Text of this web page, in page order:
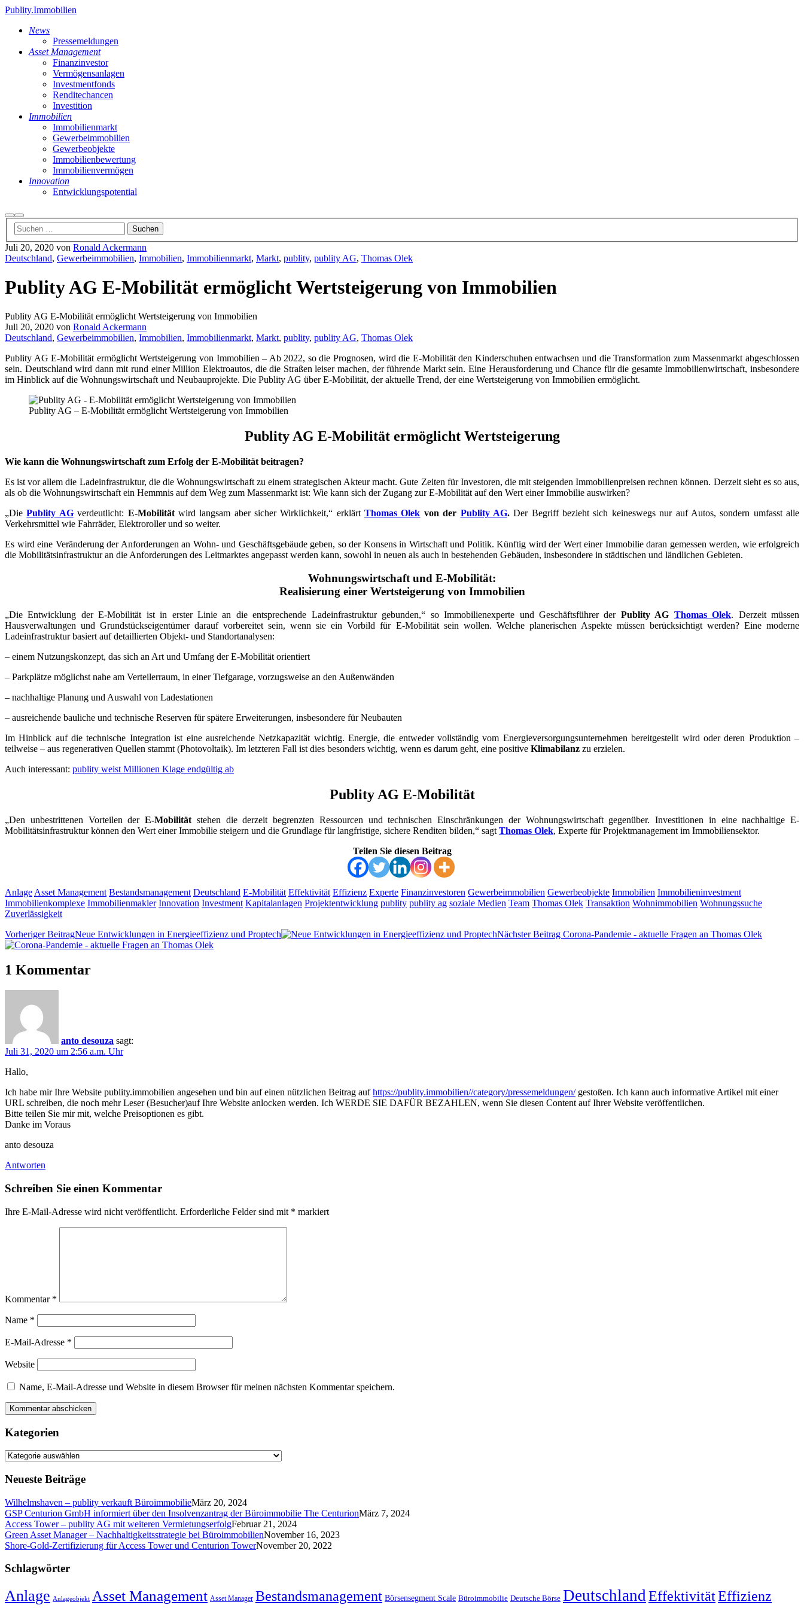
Publity.Immobilien
News
Pressemeldungen
Asset Management
Finanzinvestor
Vermögensanlagen
Investmentfonds
Renditechancen
Investition
Immobilien
Immobilienmarkt
Gewerbeimmobilien
Gewerbeobjekte
Immobilienbewertung
Immobilienvermögen
Innovation
Entwicklungspotential
Suchen
Hauptmenü
Juli 20, 2020 von Ronald Ackermann
Deutschland, Gewerbeimmobilien, Immobilien, Immobilienmarkt, Markt, publity, publity AG, Thomas Olek
Publity AG E-Mobilität ermöglicht Wertsteigerung von Immobilien
Publity AG E-Mobilität ermöglicht Wertsteigerung von Immobilien
Juli 20, 2020 von Ronald Ackermann
Deutschland, Gewerbeimmobilien, Immobilien, Immobilienmarkt, Markt, publity, publity AG, Thomas Olek
Publity AG E-Mobilität ermöglicht Wertsteigerung von Immobilien – Ab 2022, so die Prognosen, wird die E-Mobilität den Kinderschuhen entwachsen und die Transformation zum Massenmarkt abgeschlossen
sein. Deutschland wird dann mit rund einer Million Elektroautos, die die Straßen leiser machen, der führende Markt sein. Eine Herausforderung und Chance für die gesamte Immobilienwirtschaft, insbesondere
im Hinblick auf die Wohnungswirtschaft und Neubauprojekte. Die Publity AG über E-Mobilität, der aktuelle Trend, der eine Wertsteigerung von Immobilien ermöglicht.
Publity AG – E-Mobilität ermöglicht Wertsteigerung von Immobilien
Publity AG E-Mobilität ermöglicht Wertsteigerung
Wie kann die Wohnungswirtschaft zum Erfolg der E-Mobilität beitragen?
Es ist vor allem die Ladeinfrastruktur, die die Wohnungswirtschaft zu einem strategischen Akteur macht. Gute Zeiten für Investoren, die mit steigenden Immobilienpreisen rechnen können. Derzeit sieht es so aus,
als ob die Wohnungswirtschaft ein Hemmnis auf dem Weg zum Massenmarkt ist: Wie kann sich der Zugang zur E-Mobilität auf den Wert einer Immobilie auswirken?
„DiePublity AGverdeutlicht: E-Mobilitätwird langsam aber sicher Wirklichkeit,“ erklärtThomas Olek von der Publity AG.Der Begriff bezieht sich keineswegs nur auf Autos, sondern umfasst alle
Verkehrsmittel wie Fahrräder, Elektroroller und so weiter.
Es wird eine Veränderung der Anforderungen an Wohn- und Geschäftsgebäude geben, so der Konsens in Wirtschaft und Politik. Künftig wird der Wert einer Immobilie daran gemessen werden, wie erfolgreich
die Mobilitätsinfrastruktur an die Anforderungen des Leitmarktes angepasst werden kann, sowohl in neuen als auch in bestehenden Gebäuden, insbesondere in städtischen und ländlichen Gebieten.
Wohnungswirtschaft und E-Mobilität:
Realisierung einer Wertsteigerung von Immobilien
„Die Entwicklung der E-Mobilität ist in erster Linie an die entsprechende Ladeinfrastruktur gebunden,“ so Immobilienexperte und Geschäftsführer der Publity AG Thomas Olek. Derzeit müssen
Hausverwaltungen und Grundstückseigentümer darauf vorbereitet sein, wenn sie ein Vorbild für E-Mobilität sein wollen. Welche planerischen Aspekte müssen berücksichtigt werden? Eine moderne
Ladeinfrastruktur basiert auf detaillierten Objekt- und Standortanalysen:
– einem Nutzungskonzept, das sich an Art und Umfang der E-Mobilität orientiert
– Parkplätze möglichst nahe am Verteilerraum, in einer Tiefgarage, vorzugsweise an den Außenwänden
– nachhaltige Planung und Auswahl von Ladestationen
– ausreichende bauliche und technische Reserven für spätere Erweiterungen, insbesondere für Neubauten
Im Hinblick auf die technische Integration ist eine ausreichende Netzkapazität wichtig. Energie, die entweder vollständig vom Energieversorgungsunternehmen bereitgestellt wird oder deren Produktion –
teilweise – aus regenerativen Quellen stammt (Photovoltaik). Im letzteren Fall ist dies besonders wichtig, wenn es darum geht, eine positive Klimabilanz zu erzielen.
Auch interessant: publity weist Millionen Klage endgültig ab
Publity AG E-Mobilität
„Den unbestrittenen Vorteilen der E-Mobilität stehen die derzeit begrenzten Ressourcen und technischen Einschränkungen der Wohnungswirtschaft gegenüber. Investitionen in eine nachhaltige E-
Mobilitätsinfrastruktur können den Wert einer Immobilie steigern und die Grundlage für langfristige, sichere Renditen bilden,“ sagt Thomas Olek, Experte für Projektmanagement im Immobiliensektor.
Teilen Sie diesen Beitrag
Anlage Asset Management Bestandsmanagement Deutschland E-Mobilität Effektivität Effizienz Experte Finanzinvestoren Gewerbeimmobilien Gewerbeobjekte Immobilien Immobilieninvestment
Immobilienkomplexe Immobilienmakler Innovation Investment Kapitalanlagen Projektentwicklung publity publity ag soziale Medien Team Thomas Olek Transaktion Wohnimmobilien Wohnungssuche
Zuverlässigkeit
Vorheriger BeitragNeue Entwicklungen in Energieeffizienz und Proptech Nächster Beitrag Corona-Pandemie - aktuelle Fragen an Thomas Olek
1 Kommentar
anto desouza sagt:
Juli 31, 2020 um 2:56 a.m. Uhr
Hallo,
Ich habe mir Ihre Website publity.immobilien angesehen und bin auf einen nützlichen Beitrag aufhttps://publity.immobilien//category/pressemeldungen/gestoßen. Ich kann auch informative Artikel mit einer
URL schreiben, die noch mehr Leser (Besucher)auf Ihre Website anlocken werden. Ich WERDE SIE DAFÜR BEZAHLEN, wenn Sie diesen Content auf Ihrer Website veröffentlichen.
Bitte teilen Sie mir mit, welche Preisoptionen es gibt.
Danke im Voraus
anto desouza
Antworten
Schreiben Sie einen Kommentar
Ihre E-Mail-Adresse wird nicht veröffentlicht. Erforderliche Felder sind mit * markiert
Kommentar *
Name *
E-Mail-Adresse *
Website
Name, E-Mail-Adresse und Website in diesem Browser für meinen nächsten Kommentar speichern.
Kategorien
Kategorien
Neueste Beiträge
Wilhelmshaven – publity verkauft BüroimmobilieMärz 20, 2024
GSP Centurion GmbH informiert über den Insolvenzantrag der Büroimmobilie The CenturionMärz 7, 2024
Access Tower – publity AG mit weiteren VermietungserfolgFebruar 21, 2024
Green Asset Manager – Nachhaltigkeitsstrategie bei BüroimmobilienNovember 16, 2023
Shore-Gold-Zertifizierung für Access Tower und Centurion TowerNovember 20, 2022
Schlagwörter
Anlage Anlageobjekt Asset Management Asset Manager Bestandsmanagement Börsensegment Scale Büroimmobilie Deutsche Börse DeutschlandEffektivitätEffizienz